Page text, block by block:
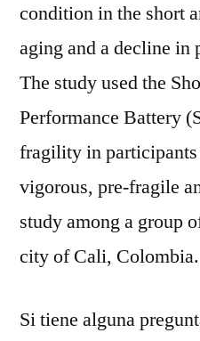
condition in the short
aging and a decline in
The study used the
Performance Battery
fragility in
vigorous, pre-fragile
study among a group
city of Cali, Colombia.
Si tiene alguna